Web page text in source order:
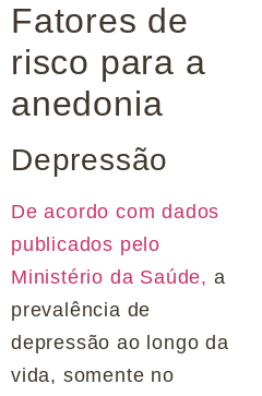
Fatores de
risco para a
anedonia
Depressão
De acordo com dados
publicados pelo
Ministério da Saúde, a
prevalência de
depressão ao longo da
vida, somente no